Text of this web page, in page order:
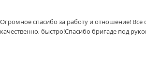
Огромное спасибо за работу и отношение! Все
качественно, быстро!Спасибо бригаде под